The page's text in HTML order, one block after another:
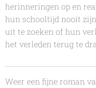
herinneringen op en
hun schooltijd nooit
uit te zoeken of hun
het verleden terug te
Weer een fijne roman